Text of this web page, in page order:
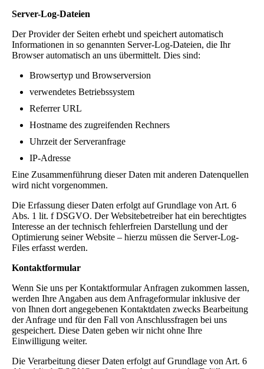
Server-Log-Dateien
Der Provider der Seiten erhebt und speichert automatisch
Informationen in so genannten Server-Log-Dateien, die Ihr
Browser automatisch an uns übermittelt. Dies sind:
Browsertyp und Browserversion
verwendetes Betriebssystem
Referrer URL
Hostname des zugreifenden Rechners
Uhrzeit der Serveranfrage
IP-Adresse
Eine Zusammenführung dieser Daten mit anderen Datenquellen
wird nicht vorgenommen.
Die Erfassung dieser Daten erfolgt auf Grundlage von Art. 6
Abs. 1 lit. f DSGVO. Der Websitebetreiber hat ein berechtigtes
Interesse an der technisch fehlerfreien Darstellung und der
Optimierung seiner Website – hierzu müssen die Server-Log-
Files erfasst werden.
Kontaktformular
Wenn Sie uns per Kontaktformular Anfragen zukommen lassen,
werden Ihre Angaben aus dem Anfrageformular inklusive der
von Ihnen dort angegebenen Kontaktdaten zwecks Bearbeitung
der Anfrage und für den Fall von Anschlussfragen bei uns
gespeichert. Diese Daten geben wir nicht ohne Ihre
Einwilligung weiter.
Die Verarbeitung dieser Daten erfolgt auf Grundlage von Art. 6